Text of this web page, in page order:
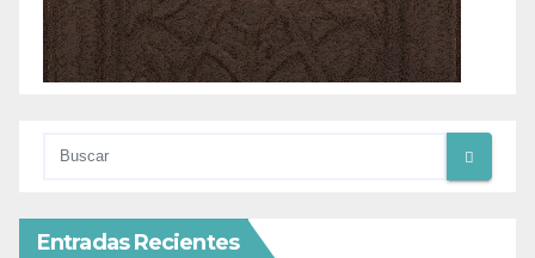
Entradas Recientes